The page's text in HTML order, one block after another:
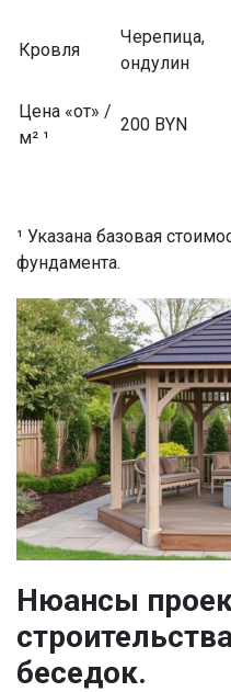
Кровля
Черепица,
ондулин
Цена «от» /
м² ¹
200 BYN
¹ Указана базовая
фундамента.
Нюансы
беседок.